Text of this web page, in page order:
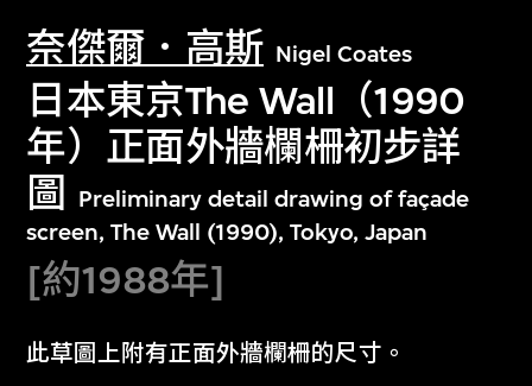
奈傑爾．高斯 Nigel Coates
日本東京The Wall（1990
年）正面外牆欄柵初步詳
圖
Preliminary detail drawing of façade
screen, The Wall (1990), Tokyo, Japan
[約1988年]
此草圖上附有正面外牆欄柵的尺寸。
文化藏品。